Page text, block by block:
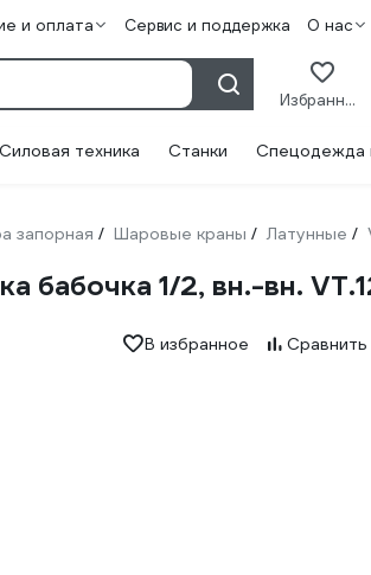
и оплата Сервис и поддержка О нас
Избранное
Силовая техника Станки Спецодежда
запорная / Шаровые краны / Латунные /
бабочка 1/2, вн.-вн.
В избранное Сравнить